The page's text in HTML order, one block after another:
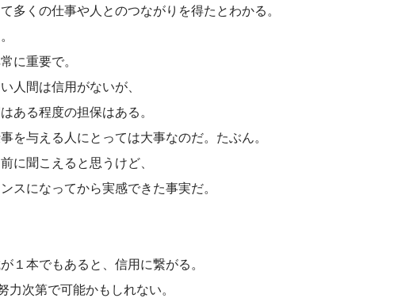
多くの仕事や人とのつながりを得たとわかる。
に重要で。
人間は信用がないが、
ある程度の担保はある。
を与える人にとっては大事なのだ。たぶん。
に聞こえると思うけど、
スになってから実感できた事実だ。
１本でもあると、信用に繋がる。
力次第で可能かもしれない。